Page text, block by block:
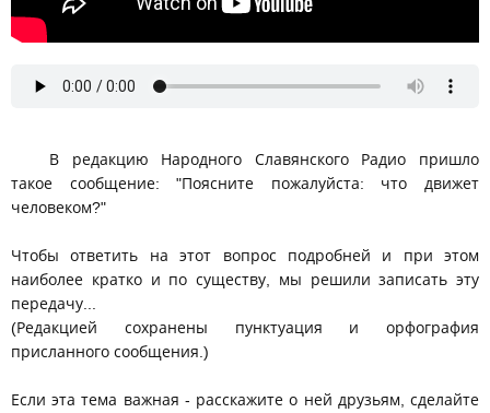
В редакцию Народного Славянского Радио пришло
такое сообщение: "Поясните пожалуйста: что движет
человеком?"
Чтобы ответить на этот вопрос подробней и при этом
наиболее кратко и по существу, мы решили записать эту
передачу...
(Редакцией сохранены пунктуация и орфография
присланного сообщения.)
Если эта тема важная - расскажите о ней друзьям, сделайте